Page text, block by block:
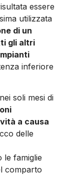
essere
utilizzata
di un
gli altri
inferiore
soli mesi di
a causa
delle
le famiglie
comparto